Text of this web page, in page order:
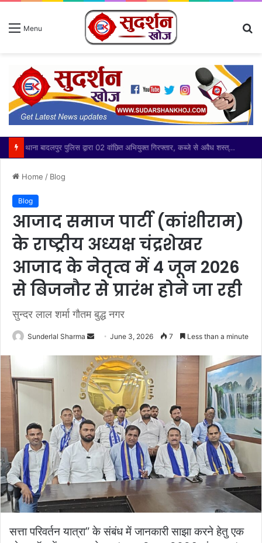
Menu
थाना बादलपुर पुलिस द्वारा 02 वांछित अभियुक्त गिरफ्तार, कब्जे से अवैध शस्त्र बरामद
Home / Blog
Blog
आजाद समाज पार्टी (कांशीराम)
के राष्ट्रीय अध्यक्ष चंद्रशेखर
आजाद के नेतृत्व में 4 जून 2026
से बिजनौर से प्रारंभ होने जा रही
सुन्दर लाल शर्मा गौतम बुद्ध नगर
Sunderlal Sharma
Send
email
June 3, 2026 7 Less than a minute
सत्ता परिवर्तन यात्रा” के संबंध में जानकारी साझा करने हेतु एक